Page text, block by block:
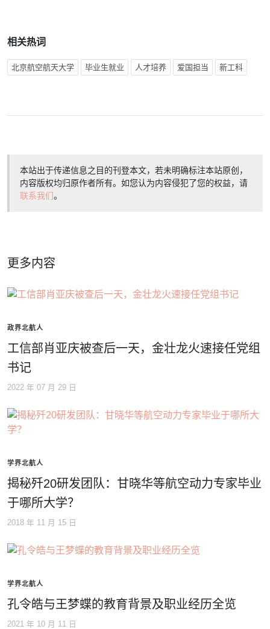
相关热词
北京航空航天大学 毕业生就业 人才培养 爱国担当 新工科
本站出于传递信息之目的刊登本文，若未明确标注本站原创，
内容版权均归原作者所有。如您认为内容侵犯了您的权益，请
联系我们。
更多内容
政界北航人
工信部肖亚庆被查后一天，金壮龙火速接任党组
书记
2022 年 07 月 29 日
学界北航人
揭秘歼20研发团队：甘晓华等航空动力专家毕业
于哪所大学？
2018 年 11 月 15 日
学界北航人
孔令皓与王梦蝶的教育背景及职业经历全览
2021 年 10 月 11 日